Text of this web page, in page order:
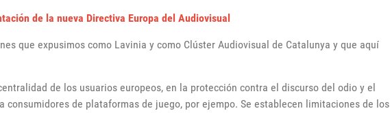
de la nueva Directiva Europa del Audiovisual
que expusimos como Lavinia y como Clúster Audiovisual de Catalunya y que aquí
de los usuarios europeos, en la protección contra el discurso del odio y el
consumidores de plataformas de juego, por ejempo. Se establecen limitaciones de los